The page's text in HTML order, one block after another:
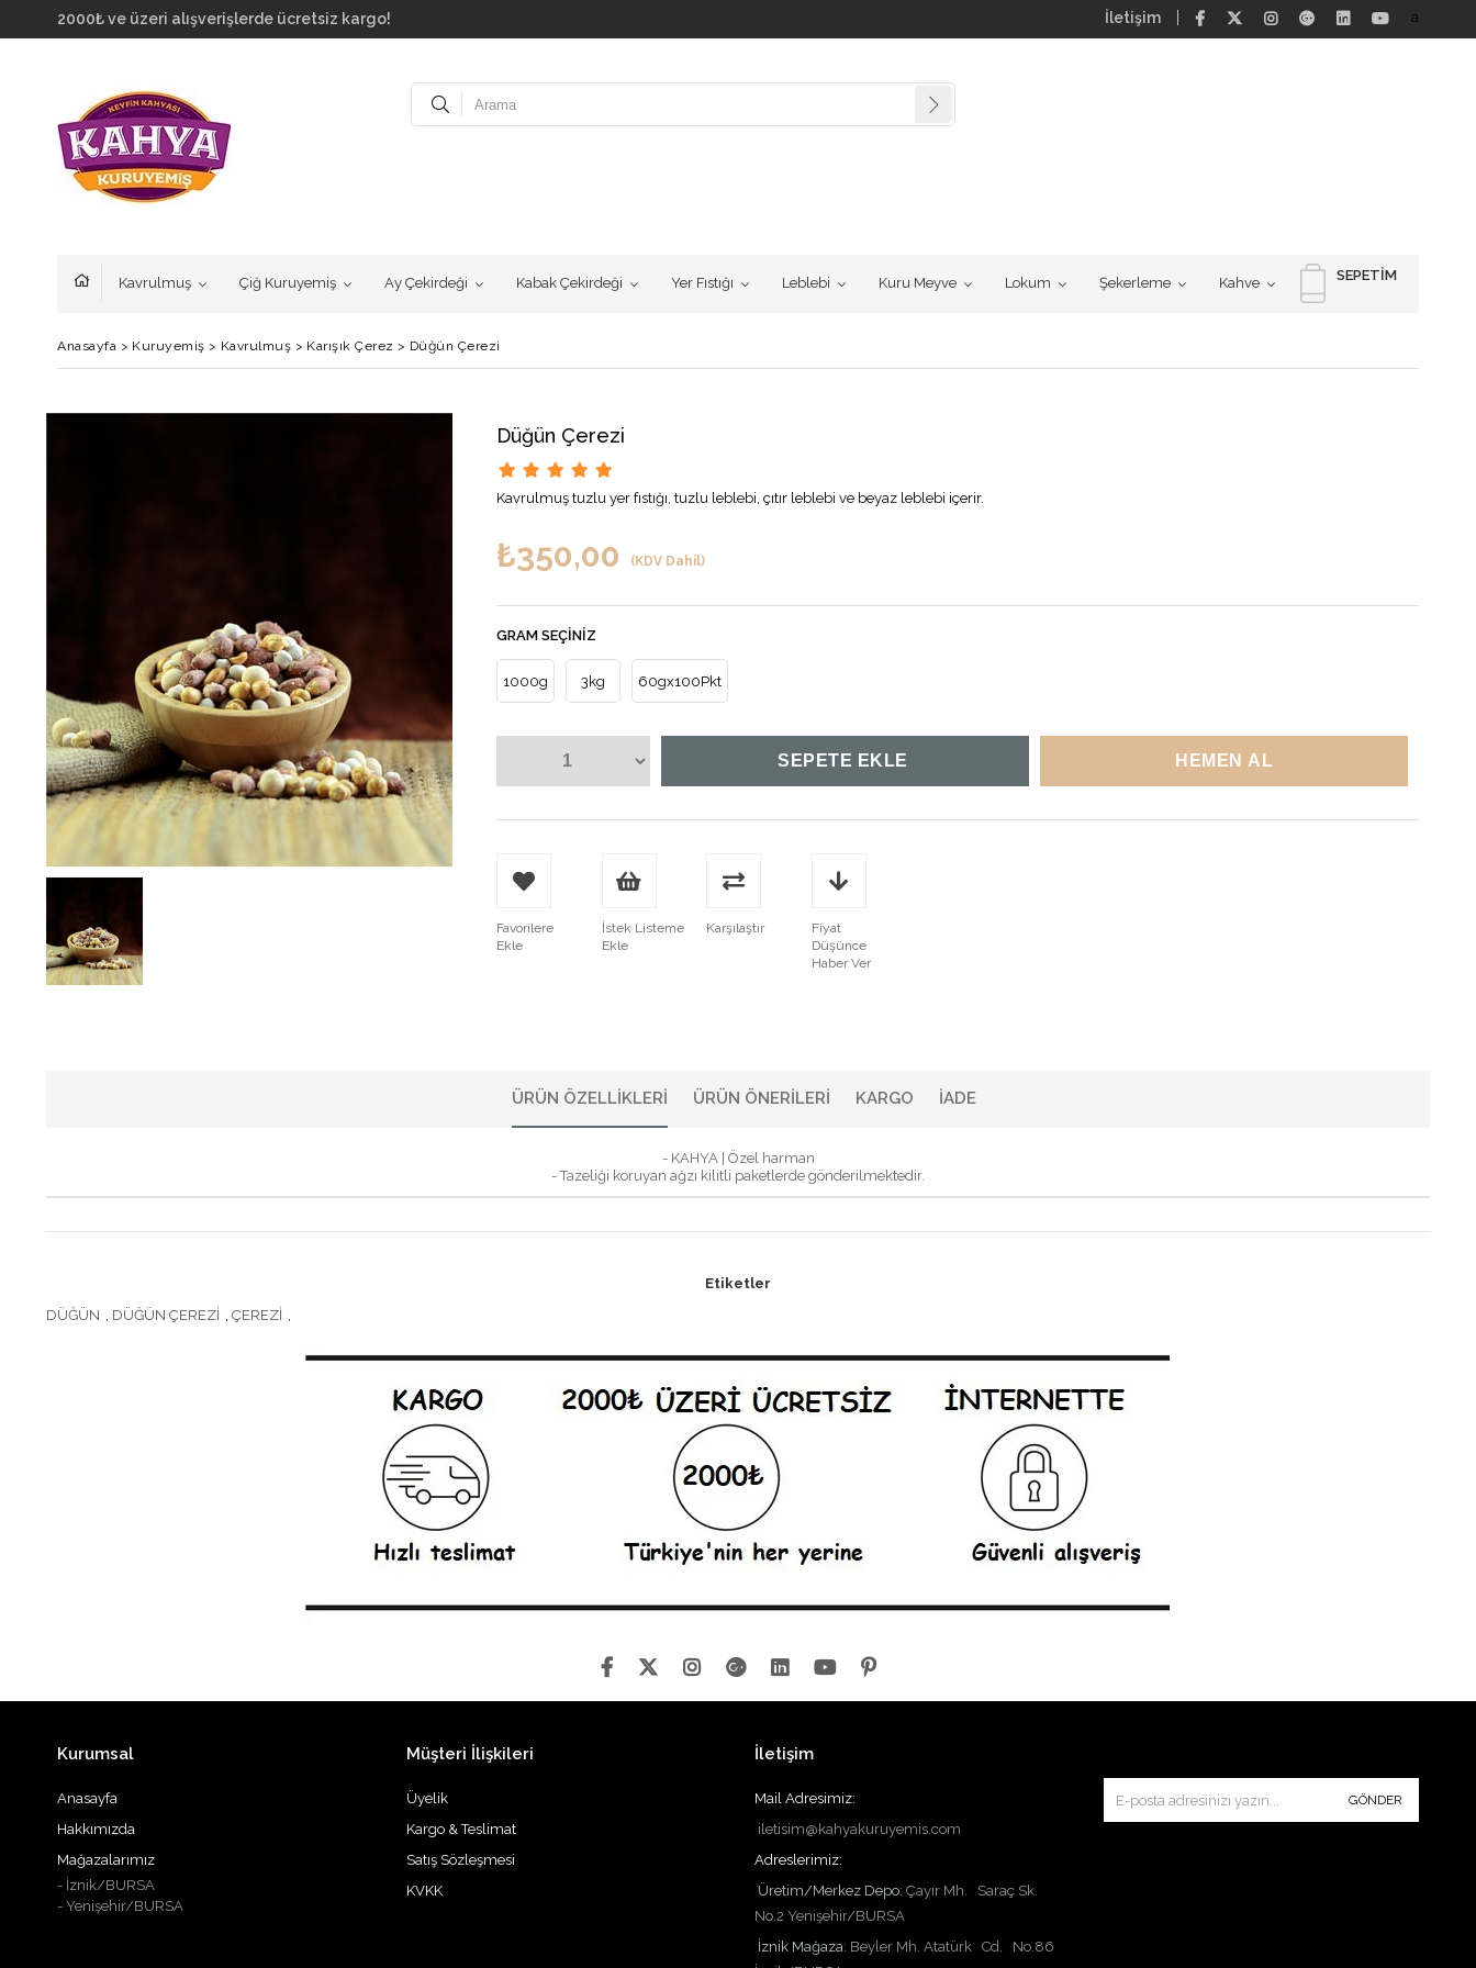
2000₺ ve üzeri alışverişlerde ücretsiz kargo! İletişim a
SEPETIM
Kavrulmuş Çiğ Kuruyemiş Ay Çekirdeği Kabak Çekirdeği Yer Fıstığı Leblebi Kuru Meyve Lokum Şekerleme Kahve
Anasayfa > Kuruyemiş > Kavrulmuş > Karışık Çerez > Düğün Çerezi
Düğün Çerezi
Kavrulmuş tuzlu yer fıstığı, tuzlu leblebi, çıtır leblebi ve beyaz leblebi içerir.
₺350,00 (KDV Dahil)
GRAM SEÇINIZ
1000g 3kg 60gx100Pkt
Favorilere
Ekle
İstek Listeme
Ekle
Karşılaştır
Fiyat
Düşünce
Haber Ver
ÜRÜN ÖZELLIKLERI ÜRÜN ÖNERILERI KARGO İADE
- KAHYA | Özel harman
- Tazeliği koruyan ağzı kilitli paketlerde gönderilmektedir.
Etiketler
DÜĞÜN , DÜĞÜN ÇEREZİ , ÇEREZİ ,
Kurumsal
Anasayfa
Hakkımızda
Mağazalarımız
- İznik/BURSA
- Yenişehir/BURSA
Müşteri İlişkileri
Üyelik
Kargo & Teslimat
Satış Sözleşmesi
KVKKi
İletişim
Mail Adresimiz:
iletisim@kahyakuruyemis.com
Adreslerimiz:
Üretim/Merkez Depo: Çayır Mh. Saraç Sk.
No.2 Yenişehir/BURSA
İznik Mağaza: Beyler Mh. Atatürk Cd. No.86
GÖNDER